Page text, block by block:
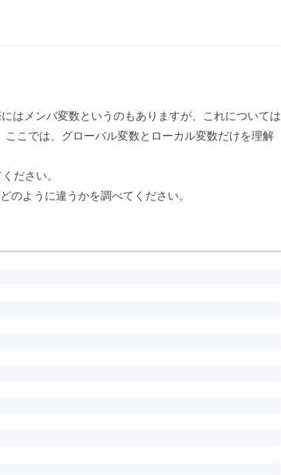
はメンバ変数というのもありますが、これについては
こでは、グローバル変数とローカル変数だけを理解
ださい。
のように違うかを調べてください。